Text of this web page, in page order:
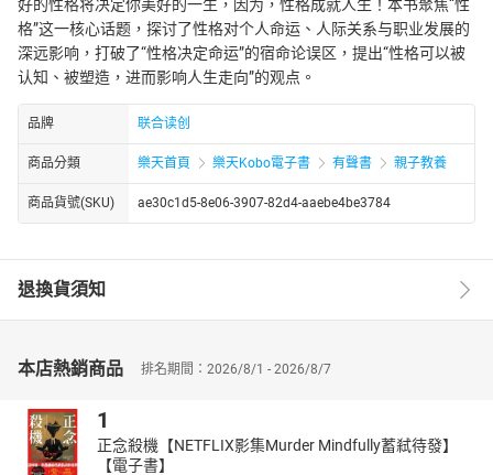
好的性格将决定你美好的一生，因为，性格成就人生！本书聚焦“性
格”这一核心话题，探讨了性格对个人命运、人际关系与职业发展的
深远影响，打破了“性格决定命运”的宿命论误区，提出“性格可以被
认知、被塑造，进而影响人生走向”的观点。
品牌 联合读创
商品分類 樂天首頁 樂天Kobo電子書 有聲書 親子教養
商品貨號(SKU) ae30c1d5-8e06-3907-82d4-aaebe4be3784
退換貨須知
本店熱銷商品 排名期間：2026/8/1 - 2026/8/7
1
正念殺機【NETFLIX影集Murder Mindfully蓄弒待發】
【電子書】